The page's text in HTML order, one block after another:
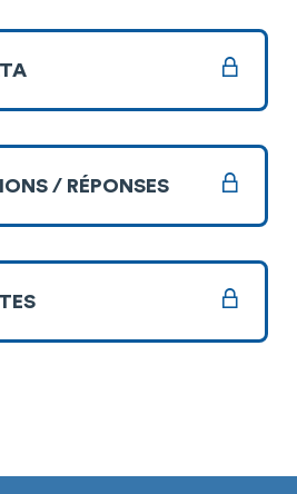
/ RÉPONSES